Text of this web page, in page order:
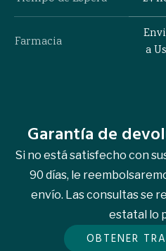
Farmacia
a
Garantía de
Si no está satisfecho con
90 días, le
envío. Las consultas se
estatal lo
OBTENER